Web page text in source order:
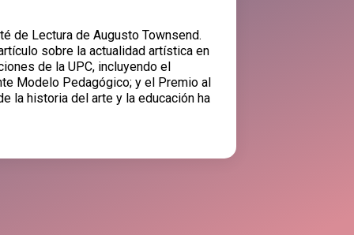
de Lectura de Augusto Townsend.
sobre la actualidad artística en
de la UPC, incluyendo el
Modelo Pedagógico; y el Premio al
la historia del arte y la educación ha